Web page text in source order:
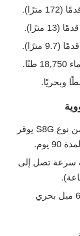
مفاعل نووي واحد من نوع S8G يوقر
يوم.
سرعة تصل إلى
يبلغ مدى الغواصة 60,000 ميل بحري